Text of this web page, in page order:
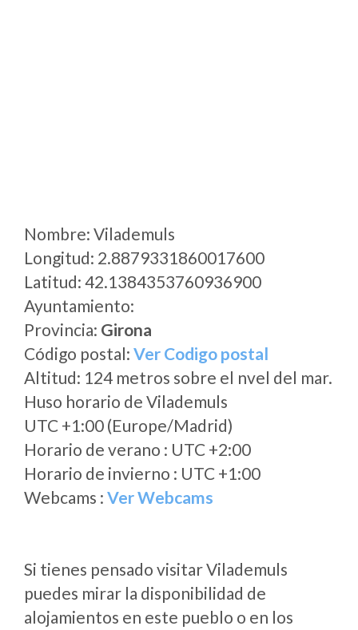
Nombre: Vilademuls
Longitud: 2.8879331860017600
Latitud: 42.1384353760936900
Ayuntamiento:
Provincia: Girona
Código postal: Ver Codigo postal
Altitud: 124 metros sobre el nvel del mar.
Huso horario de Vilademuls
UTC +1:00 (Europe/Madrid)
Horario de verano : UTC +2:00
Horario de invierno : UTC +1:00
Webcams : Ver Webcams
Si tienes pensado visitar Vilademuls
puedes mirar la disponibilidad de
alojamientos en este pueblo o en los